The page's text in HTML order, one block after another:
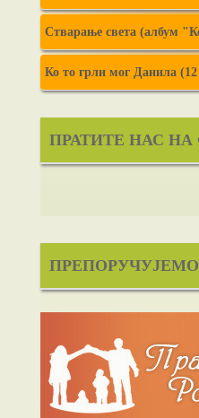
Стварање света (албум
Ко то грли мог Данила (12
ПРАТИТЕ НАС НА
ПРЕПОРУЧУЈЕМО